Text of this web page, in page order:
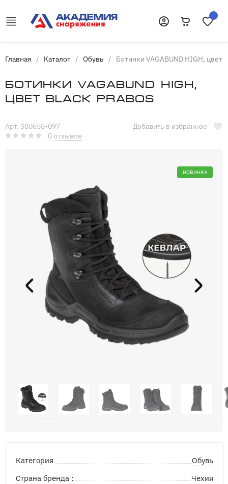
Главная / Каталог / Обувь / Ботинки VAGABUND HIGH, цвет
Ботинки VAGABUND HIGH,
цвет Black Prabos
Арт. S80658-097
0 отзывов
Добавить в избранное
НОВИНКА
Категория
Обувь
Страна бренда :
Чехия